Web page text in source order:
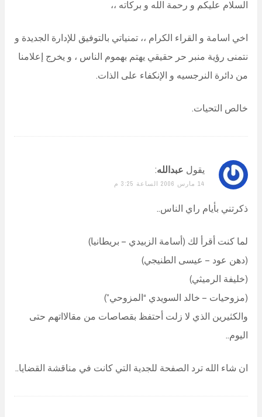
السلام عليكم و رحمة الله و بركاته ،،
اخي اسامة و القراء الكرام ،، تمنياتي بالتوفيق للإدارة الجديدة و
نتمنى رؤية منبر حر حقيقي يهتم بهموم الناس ، و يخرج إعلامنا
من دائرة النرجسيه و الإنكفاء على الذات.
خالص التحيات.
يقول عبدالله:
14 مارس 2006 الساعة 3:25 م
ذكرتني بأيام راي الناس..
لما كنت أقرأ لك (أسامة الزبيدي – بريطانيا)
(دهن عود – عيسى الطنيجي)
(خليفة الرميثي)
(مزوحيات – خالد السويدي “المزوحي”)
والكثيرين الذي لا زلت أحتفظ بقصاصات من مقالااتهم حتى
اليوم..
ان شاء الله ترد الصفحة للجدية التي كانت في مناقشة القضايا..